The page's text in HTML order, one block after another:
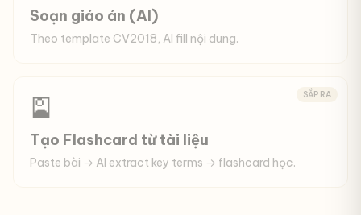
Soạn giáo án (AI)
Theo template CV2018, AI fill nội dung.
SẮP RA
🎴
Tạo Flashcard từ tài liệu
Paste bài → AI extract key terms → flashcard học.